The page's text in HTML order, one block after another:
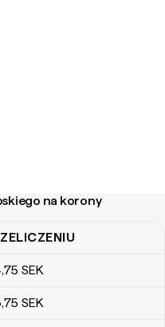
na korony
na korony szwedzkiej
,75 SEK
,75 SEK